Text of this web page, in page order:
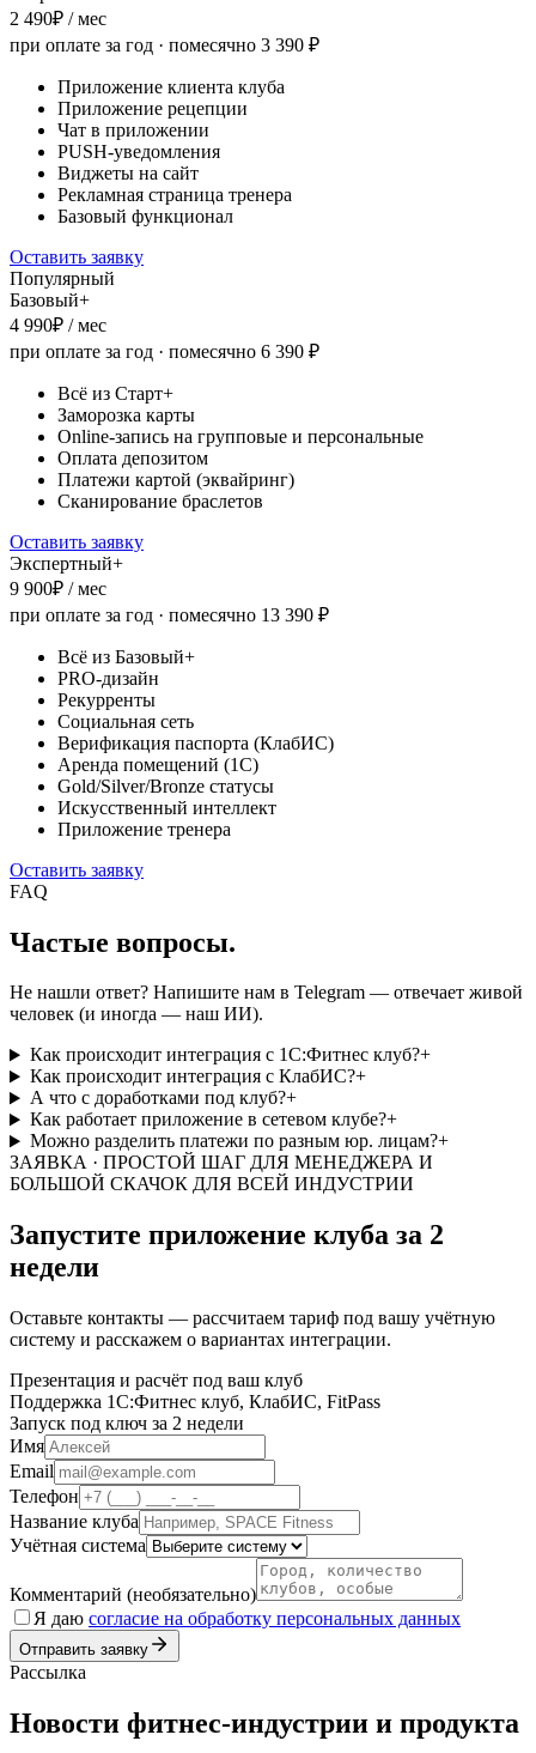
2 490₽ / мес
при оплате за год · помесячно 3 390 ₽
Приложение клиента клуба
Приложение рецепции
Чат в приложении
PUSH-уведомления
Виджеты на сайт
Рекламная страница тренера
Базовый функционал
Оставить заявку
Популярный
Базовый+
4 990₽ / мес
при оплате за год · помесячно 6 390 ₽
Всё из Старт+
Заморозка карты
Online-запись на групповые и персональные
Оплата депозитом
Платежи картой (эквайринг)
Сканирование браслетов
Оставить заявку
Экспертный+
9 900₽ / мес
при оплате за год · помесячно 13 390 ₽
Всё из Базовый+
PRO-дизайн
Рекурренты
Социальная сеть
Верификация паспорта (КлабИС)
Аренда помещений (1С)
Gold/Silver/Bronze статусы
Искусственный интеллект
Приложение тренера
Оставить заявку
FAQ
Частые вопросы.
Не нашли ответ? Напишите нам в Telegram — отвечает живой
человек (и иногда — наш ИИ).
Как происходит интеграция с 1С:Фитнес клуб?+
Как происходит интеграция с КлабИС?+
А что с доработками под клуб?+
Как работает приложение в сетевом клубе?+
Можно разделить платежи по разным юр. лицам?+
ЗАЯВКА · ПРОСТОЙ ШАГ ДЛЯ МЕНЕДЖЕРА И
БОЛЬШОЙ СКАЧОК ДЛЯ ВСЕЙ ИНДУСТРИИ
Запустите приложение клуба за 2
недели
Оставьте контакты — рассчитаем тариф под вашу учётную
систему и расскажем о вариантах интеграции.
Презентация и расчёт под ваш клуб
Поддержка 1С:Фитнес клуб, КлабИС, FitPass
Запуск под ключ за 2 недели
Имя
Email
Телефон
Название клуба
Учётная система
Комментарий (необязательно)
Я даю согласие на обработку персональных данных
Отправить заявку
Рассылка
Новости фитнес-индустрии и продукта